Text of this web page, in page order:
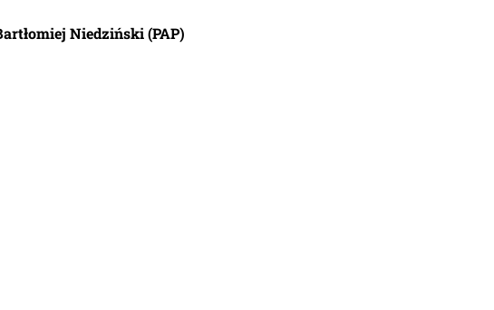
Niedziński (PAP)